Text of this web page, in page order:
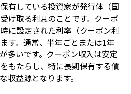
有している投資家が発行体（国
け取る利息のことです。クーポ
に設定された利率（クーポン利
す。通常、半年ごとまたは1年
多いです。クーポン収入は安定
もたらし、特に長期保有する債
収益源となります。